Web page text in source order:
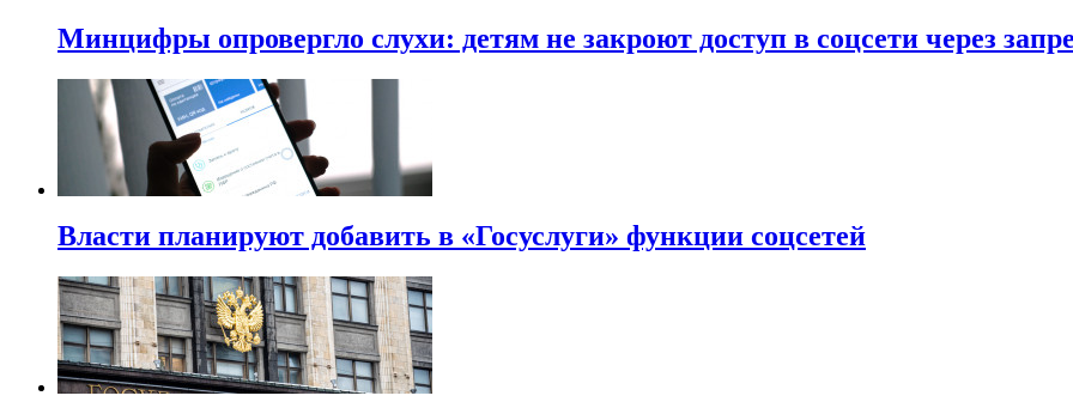
Минцифры опровергло слухи: детям не закроют доступ в соцсети через
Власти планируют добавить в «Госуслуги» функции соцсетей